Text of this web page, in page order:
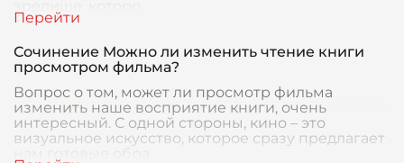
Сочинение Можно ли изменить чтение книги
просмотром фильма?
Вопрос о том, может ли просмотр фильма
изменить наше восприятие книги, очень
интересный. С одной стороны, кино – это
визуальное искусство, которое сразу предлагает
нам готовые обра